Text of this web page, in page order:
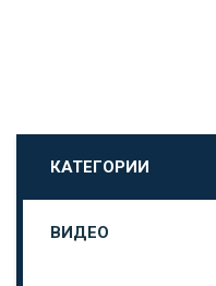
КАТЕГОРИИ
ВИДЕО